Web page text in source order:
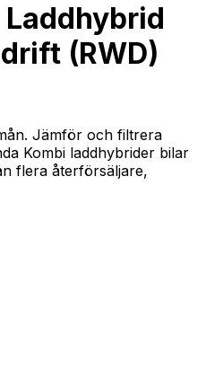
(RWD)
Jämför och filtrera
Kombi laddhybrider bilar
flera återförsäljare,